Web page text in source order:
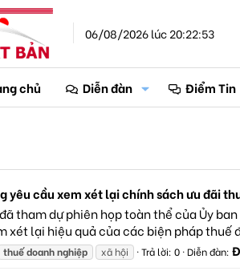
06/08/2026 lúc 20:22:53
chủ Diễn đàn Điểm Tin
yêu cầu xem xét lại chính sách ưu đãi
tham dự phiên họp toàn thể của Ủy
xét lại hiệu quả của các biện pháp
thuếdoanhnghiệp xã hội Trả lời: 0 Diễn đàn: